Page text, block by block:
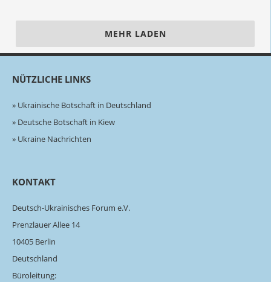
MEHR LADEN
NÜTZLICHE LINKS
Ukrainische Botschaft in Deutschland
Deutsche Botschaft in Kiew
Ukraine Nachrichten
KONTAKT
Deutsch-Ukrainisches Forum e.V.
Prenzlauer Allee 14
10405 Berlin
Deutschland
Büroleitung: